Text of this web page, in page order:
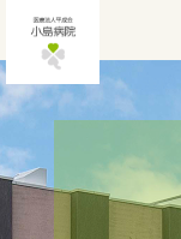
外来診察専用番号
健診・ドック専用番号
その他お問い合わせ